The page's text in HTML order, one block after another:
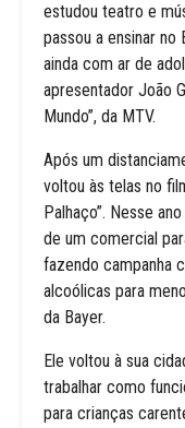
estudou teatro e
passou a ensinar no
ainda com ar de
apresentador João
Mundo”, da MTV.
Após um
voltou às telas no
Palhaço”. Nesse
de um comercial
fazendo campanha
alcoólicas para
da Bayer.
Ele voltou à sua
trabalhar como
para crianças